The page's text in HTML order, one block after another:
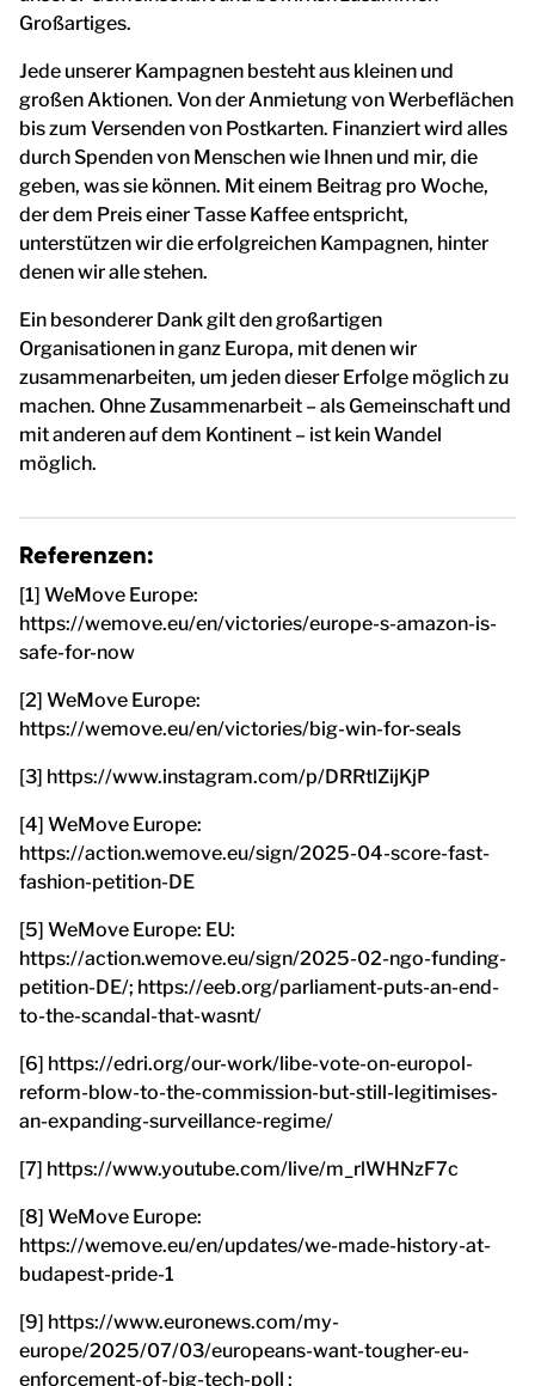
Großartiges.
Jede unserer Kampagnen besteht aus kleinen und
großen Aktionen. Von der Anmietung von Werbeflächen
bis zum Versenden von Postkarten. Finanziert wird alles
durch Spenden von Menschen wie Ihnen und mir, die
geben, was sie können. Mit einem Beitrag pro Woche,
der dem Preis einer Tasse Kaffee entspricht,
unterstützen wir die erfolgreichen Kampagnen, hinter
denen wir alle stehen.
Ein besonderer Dank gilt den großartigen
Organisationen in ganz Europa, mit denen wir
zusammenarbeiten, um jeden dieser Erfolge möglich zu
machen. Ohne Zusammenarbeit – als Gemeinschaft und
mit anderen auf dem Kontinent – ist kein Wandel
möglich.
Referenzen:
[1] WeMove Europe:
https://wemove.eu/en/victories/europe-s-amazon-is-
safe-for-now
[2] WeMove Europe:
https://wemove.eu/en/victories/big-win-for-seals
[3] https://www.instagram.com/p/DRRtlZijKjP
[4] WeMove Europe:
https://action.wemove.eu/sign/2025-04-score-fast-
fashion-petition-DE
[5] WeMove Europe: EU:
https://action.wemove.eu/sign/2025-02-ngo-funding-
petition-DE/; https://eeb.org/parliament-puts-an-end-
to-the-scandal-that-wasnt/
[6] https://edri.org/our-work/libe-vote-on-europol-
reform-blow-to-the-commission-but-still-legitimises-
an-expanding-surveillance-regime/
[7] https://www.youtube.com/live/m_rlWHNzF7c
[8] WeMove Europe:
https://wemove.eu/en/updates/we-made-history-at-
budapest-pride-1
[9] https://www.euronews.com/my-
europe/2025/07/03/europeans-want-tougher-eu-
enforcement-of-big-tech-poll ;